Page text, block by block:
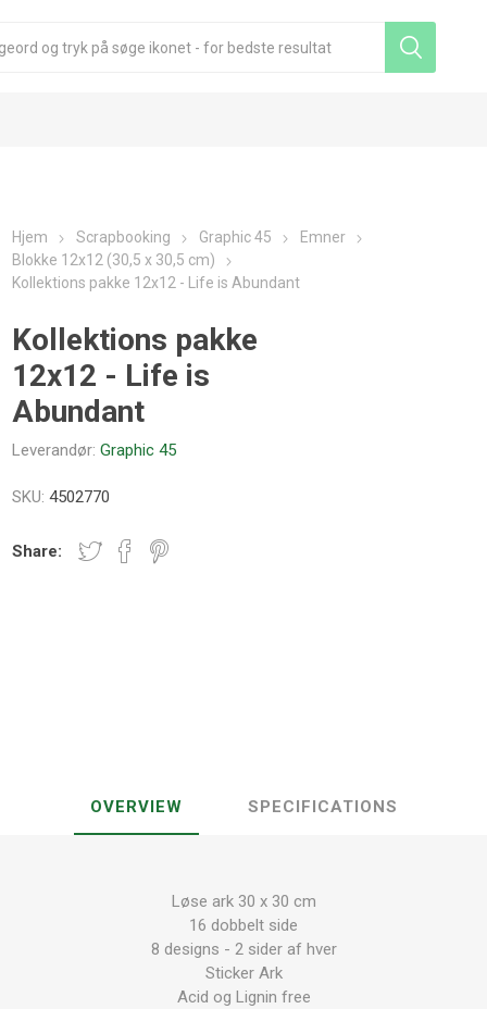
Hjem Scrapbooking Graphic 45
Emner
Blokke 12x12 (30,5 x 30,5 cm)
Kollektions pakke 12x12 - Life is Abundant
Kollektions pakke
12x12 - Life is
Abundant
Leverandør: Graphic 45
SKU: 4502770
Share:
OVERVIEW SPECIFICATIONS
Løse ark 30 x 30 cm
16 dobbelt side
8 designs - 2 sider af hver
Sticker Ark
Acid og Lignin free